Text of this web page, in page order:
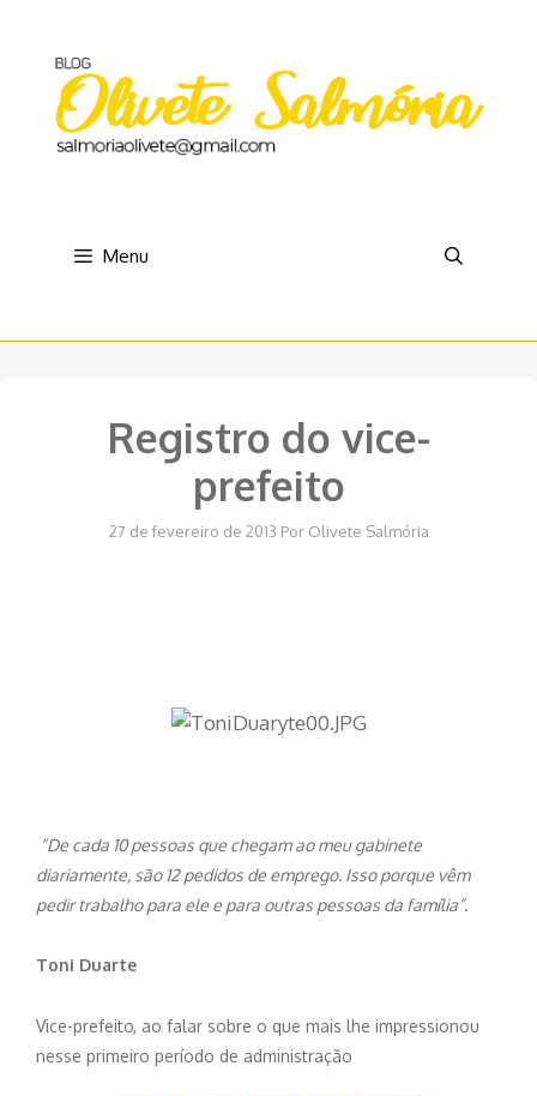
conteúdo
Menu
Registro do vice-
prefeito
27 de fevereiro de 2013 Por Olivete Salmória
“De cada 10 pessoas que chegam ao meu gabinete
diariamente, são 12 pedidos de emprego. Isso porque vêm
pedir trabalho para ele e para outras pessoas da família”.
Toni Duarte
Vice-prefeito, ao falar sobre o que mais lhe impressionou
nesse primeiro período de administração